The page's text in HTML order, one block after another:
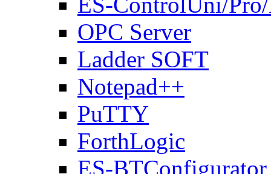
OPC Server
Ladder SOFT
Notepad++
PuTTY
ForthLogic
ES-BTConfigurator